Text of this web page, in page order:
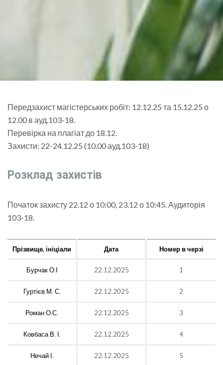
Передзахист магістерських робіт: 12.12.25 та 15.12.25 о
12.00 в ауд.103-18.
Перевірка на плагіат до 18.12.
Захисти: 22-24.12.25 (10.00 ауд.103-18)
Розклад захистів
Початок захисту 22.12 о 10:00, 23.12 о 10:45. Аудиторія
103-18.
Прізвище, ініціали Дата Номер в черзі
Бурчак О.І 22.12.2025 1
Гуртієв М. С. 22.12.2025 2
Роман О.С. 22.12.2025 3
Ковбаса В. І. 22.12.2025 4
Нечай І. 22.12.2025 5